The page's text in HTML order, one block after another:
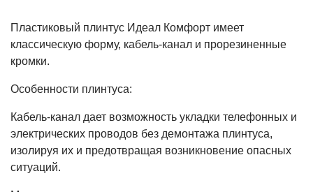
Пластиковый плинтус Идеал Комфорт имеет
классическую форму, кабель-канал и прорезиненные
кромки.
Особенности плинтуса:
Кабель-канал дает возможность укладки телефонных и
электрических проводов без демонтажа плинтуса,
изолируя их и предотвращая возникновение опасных
ситуаций.